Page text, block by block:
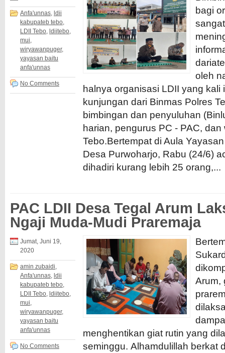
Anfa'unnas ldii
kabupateb tebo
LDII Tebo ldiitebo
mui
wiryawanpuger,
yayasan baitu
anfa'unnas
No Comments
bagi
oleh
halnya organisasi LDII yang kali
kunjungan dari Binmas Polres
bimbingan dan penyuluhan
harian, pengurus PC - PAC,
Tebo.Bertempat di Aula
Desa Purwoharjo, Rabu (24/6)
dihadiri kurang lebih 25 orang,...
PAC LDII Desa Tegal Arum
Ngaji Muda-Mudi Praremaja
Jumat, Juni 19,
2020
amin zubaidi
Anfa'unnas ldii
kabupateb tebo
LDII Tebo ldiitebo
mui
wiryawanpuger,
yayasan baitu
anfa'unnas
No Comments
Arum,
menghentikan giat rutin yang
seminggu. Alhamdulillah berkat